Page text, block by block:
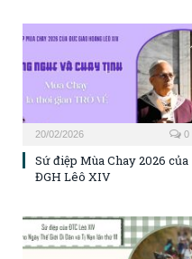
20/02/2026 0
Sứ điệp Mùa Chay 2026 của
ĐGH Lêô XIV